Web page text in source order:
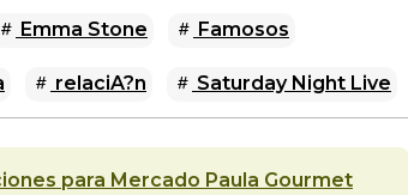
Emma Stone Famosos
relaciA?n Saturday Night Live
para Mercado Paula Gourmet